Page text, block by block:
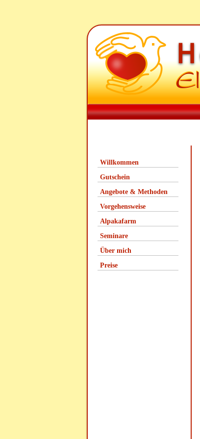
Willkommen
Gutschein
Angebote & Methoden
Vorgehensweise
Alpakafarm
Seminare
Über mich
Preise